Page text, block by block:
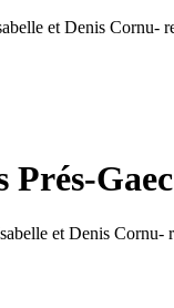
et Denis Cornu-